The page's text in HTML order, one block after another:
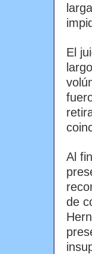
El
Al
de